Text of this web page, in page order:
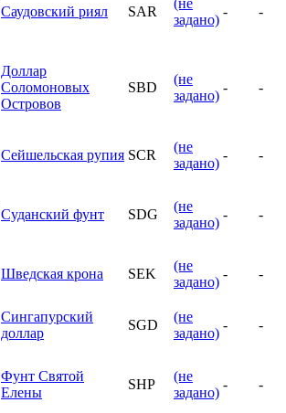
Саудовский риял SAR
задано)
- -
Доллар
Соломоновых
Островов
SBD
(не
задано)
- -
Сейшельская рупия SCR
(не
задано)
- -
Суданский фунт SDG
(не
задано)
- -
Шведская крона SEK
(не
задано)
- -
Сингапурский
доллар
SGD
(не
задано)
- -
Фунт Святой
Елены
SHP
(не
задано)
- -